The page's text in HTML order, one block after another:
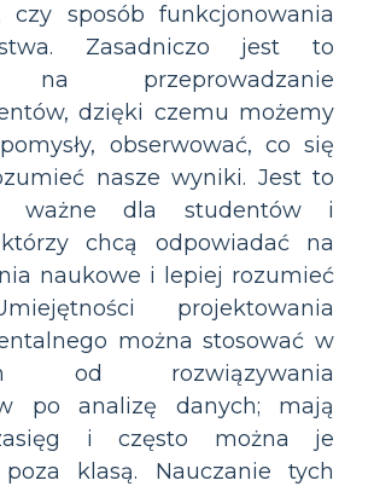
czy sposób funkcjonowania
Zasadniczo jest to
na przeprowadzanie
dzięki czemu możemy
obserwować, co się
nasze wyniki. Jest to
ważne dla studentów i
chcą odpowiadać na
naukowe i lepiej rozumieć
projektowania
można stosować w
od rozwiązywania
po analizę danych; mają
i często można je
klasą. Nauczanie tych